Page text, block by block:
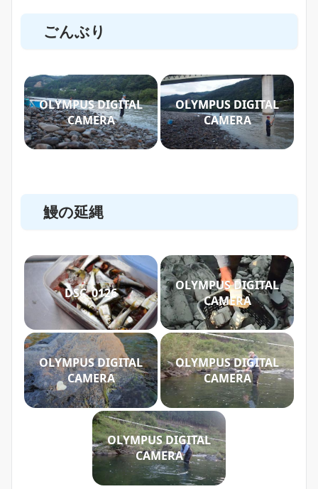
ごんぶり
OLYMPUS DIGITAL
CAMERA
OLYMPUS DIGITAL
CAMERA
鰻の延縄
DSC_0126
OLYMPUS DIGITAL
CAMERA
OLYMPUS DIGITAL
CAMERA
OLYMPUS DIGITAL
CAMERA
OLYMPUS DIGITAL
CAMERA